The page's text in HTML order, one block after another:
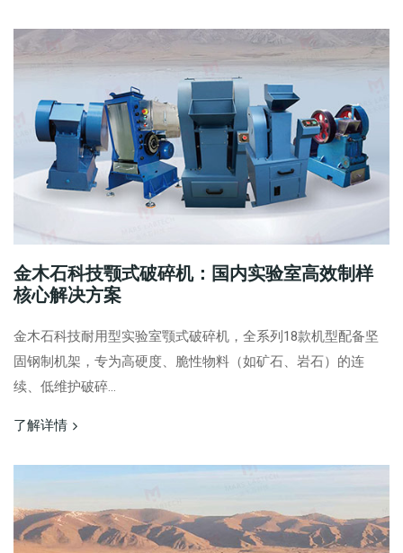
金木石科技颚式破碎机：国内实验室高效制样
核心解决方案
金木石科技耐用型实验室颚式破碎机，全系列18款机型配备坚
固钢制机架，专为高硬度、脆性物料（如矿石、岩石）的连
续、低维护破碎...
了解详情